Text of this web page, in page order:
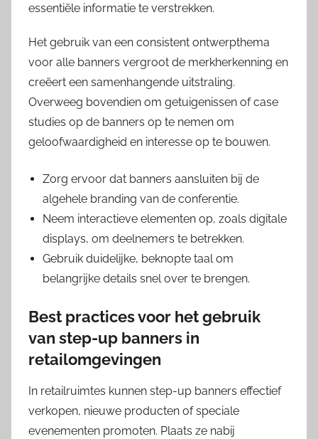
essentiële informatie te verstrekken.
Het gebruik van een consistent ontwerpthema
voor alle banners vergroot de merkherkenning en
creëert een samenhangende uitstraling.
Overweeg bovendien om getuigenissen of case
studies op de banners op te nemen om
geloofwaardigheid en interesse op te bouwen.
Zorg ervoor dat banners aansluiten bij de
algehele branding van de conferentie.
Neem interactieve elementen op, zoals digitale
displays, om deelnemers te betrekken.
Gebruik duidelijke, beknopte taal om
belangrijke details snel over te brengen.
Best practices voor het gebruik
van step-up banners in
retailomgevingen
In retailruimtes kunnen step-up banners effectief
verkopen, nieuwe producten of speciale
evenementen promoten. Plaats ze nabij